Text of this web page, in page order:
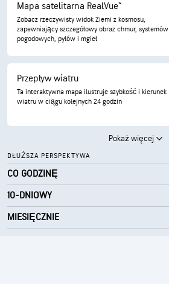
Mapa satelitarna RealVue™
Zobacz rzeczywisty widok Ziemi z kosmosu,
zapewniający szczegółowy obraz chmur, systemów
pogodowych, pyłów i mgieł
Przepływ wiatru
Ta interaktywna mapa ilustruje szybkość i kierunek
wiatru w ciągu kolejnych 24 godzin
Pokaż więcej
DŁUŻSZA PERSPEKTYWA
CO GODZINĘ
10-DNIOWY
MIESIĘCZNIE